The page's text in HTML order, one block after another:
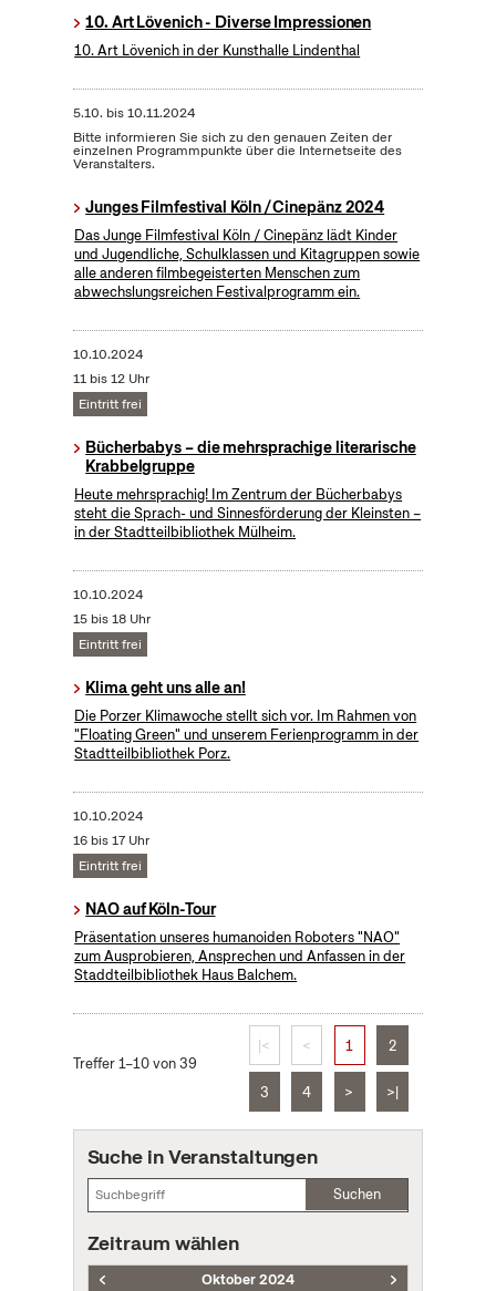
10. Art Lövenich - Diverse Impressionen
10. Art Lövenich in der Kunsthalle Lindenthal
5.10. bis10.11.2024
Bitte informieren Sie sich zu den genauen Zeiten der
einzelnen Programmpunkte über die Internetseite des
Veranstalters.
Junges Filmfestival Köln / Cinepänz 2024
Das Junge Filmfestival Köln / Cinepänz lädt Kinder
und Jugendliche, Schulklassen und Kitagruppen sowie
alle anderen filmbegeisterten Menschen zum
abwechslungsreichen Festivalprogramm ein.
10.10.2024
11 bis 12 Uhr
Eintritt frei
Bücherbabys – die mehrsprachige literarische
Krabbelgruppe
Heute mehrsprachig! Im Zentrum der Bücherbabys
steht die Sprach- und Sinnesförderung der Kleinsten –
in der Stadtteilbibliothek Mülheim.
10.10.2024
15 bis 18 Uhr
Eintritt frei
Klima geht uns alle an!
Die Porzer Klimawoche stellt sich vor. Im Rahmen von
"Floating Green" und unserem Ferienprogramm in der
Stadtteilbibliothek Porz.
10.10.2024
16 bis 17 Uhr
Eintritt frei
NAO auf Köln-Tour
Präsentation unseres humanoiden Roboters "NAO"
zum Ausprobieren, Ansprechen und Anfassen in der
Staddteilbibliothek Haus Balchem.
Treffer 1–10 von 39
|< < 1 2
3 4 > >|
Suche in Veranstaltungen
Suchen
Zeitraum wählen
Oktober 2024